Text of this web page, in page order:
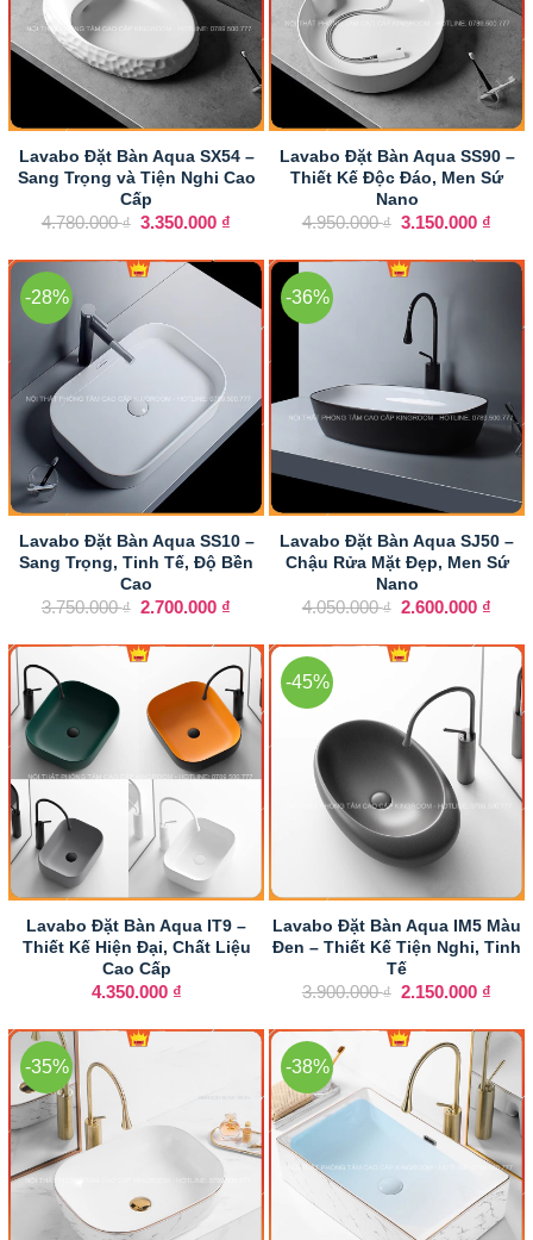
Lavabo Đặt Bàn Aqua SX54 –
Sang Trọng và Tiện Nghi Cao
Cấp
4.780.000₫ Giá
gốc
4.780.000 ₫.
3.350.000 ₫
là:
3.350.000 ₫.
Lavabo Đặt Bàn Aqua SS90 –
Thiết Kế Độc Đáo, Men Sứ
Nano
4.950.000₫ Giá
gốc
4.950.000 ₫.
3.150.000 ₫
là:
-28%
Lavabo Đặt Bàn Aqua SS10 –
Sang Trọng, Tinh Tế, Độ Bền
Cao
3.750.000₫ Giá
gốc
3.750.000 ₫.
2.700.000 ₫
là:
2.700.000 ₫.
-36%
Lavabo Đặt Bàn Aqua SJ50 –
Chậu Rửa Mặt Đẹp, Men Sứ
Nano
4.050.000₫ Giá
gốc
4.050.000 ₫.
2.600.000 ₫
là:
Lavabo Đặt Bàn Aqua IT9 –
Thiết Kế Hiện Đại, Chất Liệu
Cao Cấp
4.350.000 ₫
-45%
Lavabo Đặt Bàn Aqua IM5 Màu
Đen – Thiết Kế Tiện Nghi, Tinh
Tế
3.900.000₫ Giá
gốc
3.900.000 ₫.
2.150.000 ₫
là:
-35% -38%